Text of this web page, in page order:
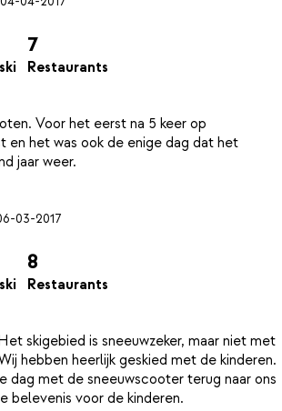
7
Restaurants
Voor het eerst na 5 keer op
en het was ook de enige dag dat het
03-2017
8
Restaurants
skigebied is sneeuwzeker, maar niet met
hebben heerlijk geskied met de kinderen.
dag met de sneeuwscooter terug naar ons